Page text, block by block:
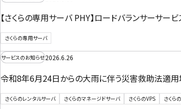
【さくらの専用サーバ PHY】ロードバランサーサー
さくらの専用サーバ
サービスのお知らせ2026.6.26
令和8年6月24日からの大雨に伴う災害救助法適
さくらのレンタルサーバ さくらのマネージドサーバ さくらのVPS さくら